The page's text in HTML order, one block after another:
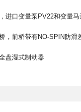
进口变量泵PV22和变量
，前桥带有NO-SPIN防滑
盘湿式制动器